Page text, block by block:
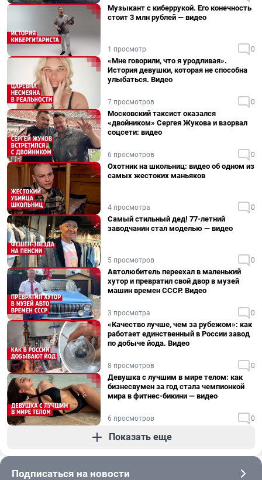
Музыкант с киберрукой. Его конечность
стоит 3 млн рублей — видео
1 просмотр 0
«Мне говорили, что я уродливая».
История девушки, которая не способна
улыбаться. Видео
7 просмотров 0
Московский таксист оказался
«двойником» Сергея Жукова и взорвал
соцсети: видео
6 просмотров 0
Охотник на школьниц: видео об одном из
самых жестоких маньяков
4 просмотра 0
Самый стильный дед! 77-летний
заводчанин стал моделью — видео
5 просмотров 0
Автолюбитель переехал в маленький
хутор и превратил свой двор в музей
машин времен СССР. Видео
3 просмотра 0
«Качество лучше, чем за рубежом»: как
работает единственный в России завод
по добыче йода. Видео
8 просмотров 0
Девушка с лучшим в мире телом: как
бизнесвумен за год стала чемпионкой
мира в фитнес-бикини — видео
6 просмотров 0
Показать еще
Подписаться на новости